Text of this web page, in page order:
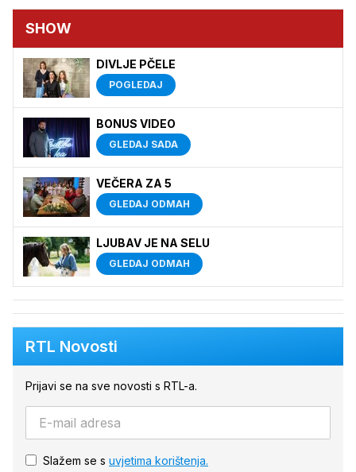
SHOW
DIVLJE PČELE
POGLEDAJ
BONUS VIDEO
GLEDAJ SADA
VEČERA ZA 5
GLEDAJ ODMAH
LJUBAV JE NA SELU
GLEDAJ ODMAH
RTL Novosti
Prijavi se na sve novosti s RTL-a.
Slažem se s uvjetima korištenja.